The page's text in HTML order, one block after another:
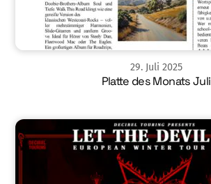
29. Juli 2025
Platte des Monats Juli